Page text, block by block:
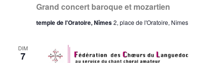
Grand concert baroque et mozartien
temple de l'Oratoire, Nîmes2, place de l'Oratoire, Nîmes
DIM
7